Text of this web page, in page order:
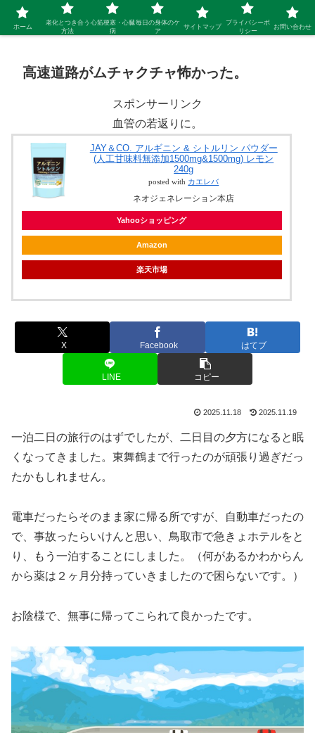
シニア 新しい人生を開拓するブログ
高速道路がムチャクチャ怖かった。
スポンサーリンク
血管の若返りに。
JAY＆CO. アルギニン & シトルリン パウダー
(人工甘味料無添加1500mg&1500mg) レモン
240g
posted with カエレバ
ネオジェネレーション本店
Yahooショッピング
Amazon
楽天市場
X Facebook はてブ
LINE コピー
2025.11.18 2025.11.19
一泊二日の旅行のはずでしたが、二日目の夕方になると眠
くなってきました。東舞鶴まで行ったのが頑張り過ぎだっ
たかもしれません。
電車だったらそのまま家に帰る所ですが、自動車だったの
で、事故ったらいけんと思い、鳥取市で急きょホテルをと
り、もう一泊することにしました。（何があるかわからん
から薬は２ヶ月分持っていきましたので困らないです。）
お陰様で、無事に帰ってこられて良かったです。
ホーム
老化とつき合う
方法
心筋梗塞・心臓
病
毎日の身体のケ
ア
サイトマップ
プライバシーポ
リシー
お問い合わせ